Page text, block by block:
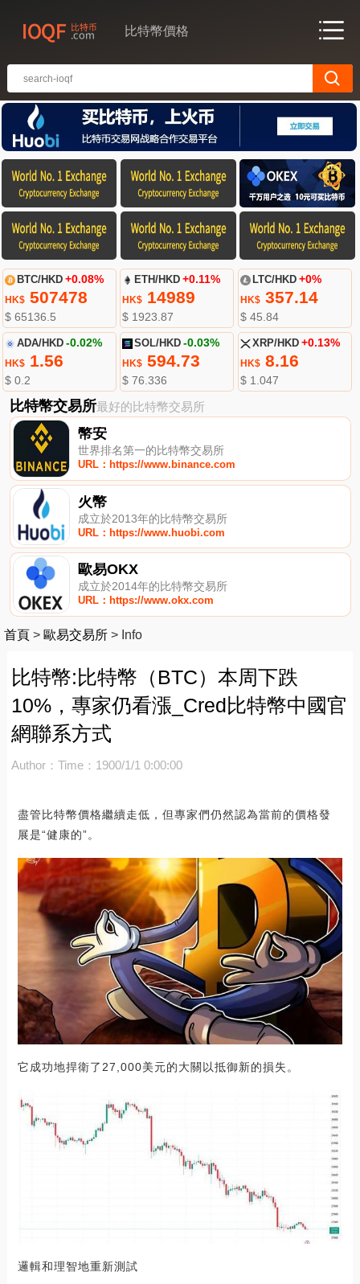
比特幣價格
BTC/HKD +0.08%
HK$507478
$ 65136.5
ETH/HKD +0.11%
HK$ 14989
$ 1923.87
LTC/HKD +0%
HK$357.14
$ 45.84
ADA/HKD -0.02%
HK$1.56
$ 0.2
SOL/HKD -0.03%
HK$ 594.73
$ 76.336
XRP/HKD +0.13%
HK$8.16
$ 1.047
比特幣交易所最好的比特幣交易所
幣安
世界排名第一的比特幣交易所
URL：https://www.binance.com
火幣
成立於2013年的比特幣交易所
URL：https://www.huobi.com
歐易OKX
成立於2014年的比特幣交易所
URL：https://www.okx.com
首頁 > 歐易交易所 > Info
比特幣:比特幣（BTC）本周下跌
10%，專家仍看漲_Cred比特幣中國官
網聯系方式
Author： Time：1900/1/1 0:00:00
盡管比特幣價格繼續走低，但專家們仍然認為當前的價格發
展是“健康的”。
它成功地捍衛了27,000美元的大關以抵御新的損失。
邏輯和理智地重新測試